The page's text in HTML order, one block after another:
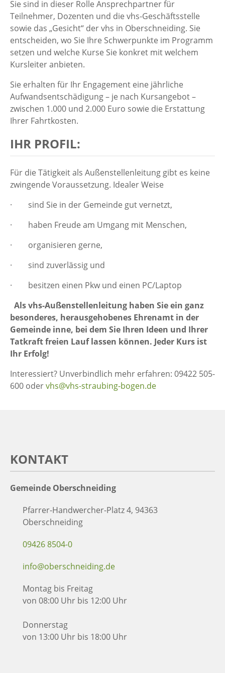
Sie sind in dieser Rolle Ansprechpartner für
Teilnehmer, Dozenten und die vhs-Geschäftsstelle
sowie das „Gesicht“ der vhs in Oberschneiding. Sie
entscheiden, wo Sie Ihre Schwerpunkte im Programm
setzen und welche Kurse Sie konkret mit welchem
Kursleiter anbieten.
Sie erhalten für Ihr Engagement eine jährliche
Aufwandsentschädigung – je nach Kursangebot –
zwischen 1.000 und 2.000 Euro sowie die Erstattung
Ihrer Fahrtkosten.
IHR PROFIL:
Für die Tätigkeit als Außenstellenleitung gibt es keine
zwingende Voraussetzung. Idealer Weise
· sind Sie in der Gemeinde gut vernetzt,
· haben Freude am Umgang mit Menschen,
· organisieren gerne,
· sind zuverlässig und
· besitzen einen Pkw und einen PC/Laptop
Als vhs-Außenstellenleitung haben Sie ein ganz
besonderes, herausgehobenes Ehrenamt in der
Gemeinde inne, bei dem Sie Ihren Ideen und Ihrer
Tatkraft freien Lauf lassen können. Jeder Kurs ist
Ihr Erfolg!
Interessiert? Unverbindlich mehr erfahren: 09422 505-
600 odervhs@vhs-straubing-bogen.de
KONTAKT
Gemeinde Oberschneiding
Pfarrer-Handwercher-Platz 4, 94363
Oberschneiding
09426 8504-0
info@oberschneiding.de
Montag bis Freitag
von 08:00 Uhr bis 12:00 Uhr
Donnerstag
von 13:00 Uhr bis 18:00 Uhr